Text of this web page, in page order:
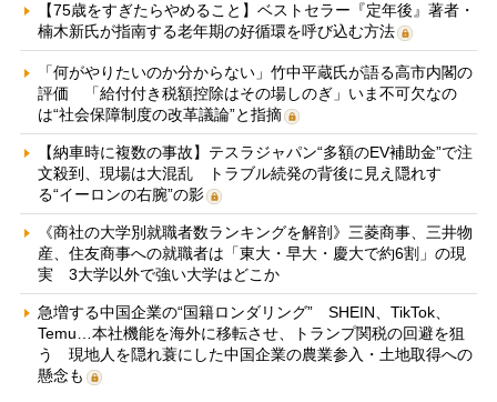
【75歳をすぎたらやめること】ベストセラー『定年後』著者・
楠木新氏が指南する老年期の好循環を呼び込む方法
「何がやりたいのか分からない」竹中平蔵氏が語る高市内閣の
評価 「給付付き税額控除はその場しのぎ」いま不可欠なの
は“社会保障制度の改革議論”と指摘
【納車時に複数の事故】テスラジャパン“多額のEV補助金”で注
文殺到、現場は大混乱 トラブル続発の背後に見え隠れす
る“イーロンの右腕”の影
《商社の大学別就職者数ランキングを解剖》三菱商事、三井物
産、住友商事への就職者は「東大・早大・慶大で約6割」の現
実 3大学以外で強い大学はどこか
急増する中国企業の“国籍ロンダリング” SHEIN、TikTok、
Temu…本社機能を海外に移転させ、トランプ関税の回避を狙
う 現地人を隠れ蓑にした中国企業の農業参入・土地取得への
懸念も